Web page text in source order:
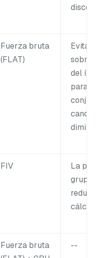
disco.
Fuerza bruta
(FLAT)
Evita la
del
para
FIV
La poda
grupos
reduce
cálculos.
Fuerza bruta
--